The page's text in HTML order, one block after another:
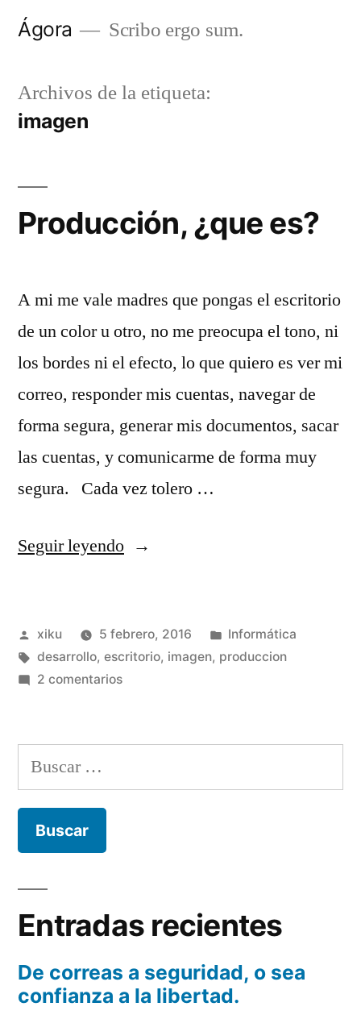
Saltar
Ágora Scribo ergo sum.
Archivos de la etiqueta:
imagen
Producción, ¿que es?
A mi me vale madres que pongas el escritorio
de un color u otro, no me preocupa el tono, ni
los bordes ni el efecto, lo que quiero es ver mi
correo, responder mis cuentas, navegar de
forma segura, generar mis documentos, sacar
las cuentas, y comunicarme de forma muy
segura. Cada vez tolero …
Seguir leyendo«Producción,
Publicado
por
xiku 5 febrero, 2016
Publicado
en
Informática
Etiquetas:
desarrollo, escritorio, imagen, produccion
2 comentariosen
es?
Buscar:
Entradas recientes
De correas a seguridad, o sea
confianza a la libertad.